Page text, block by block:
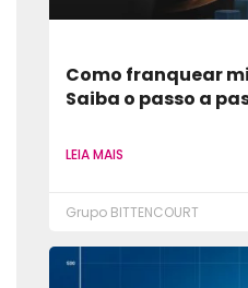
Como franquear
Saiba o passo a
LEIA MAIS
Grupo BITTENCOURT